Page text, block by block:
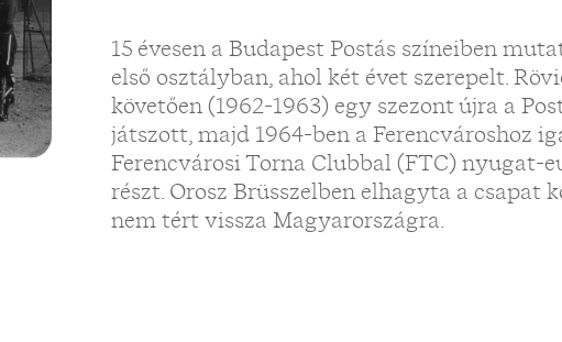
15 évesen a Budapest Postás színeiben
első osztályban, ahol két évet szerepelt.
követően (1962-1963) egy szezont újra a
játszott, majd 1964-ben a Ferencvároshoz
Ferencvárosi Torna Clubbal (FTC) nyugat-
részt. Orosz Brüsszelben elhagyta a csapat
nem tért vissza Magyarországra.